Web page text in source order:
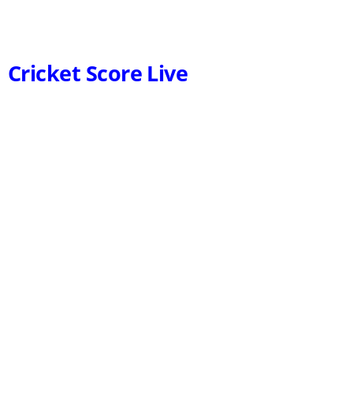
Cricket Score Live